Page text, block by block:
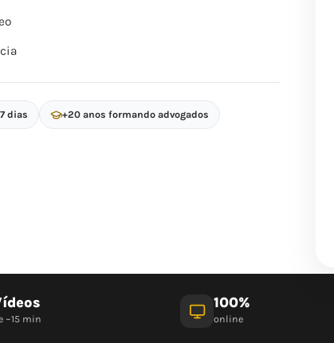
dias +20 anos formando advogados
~15 min
100%
online